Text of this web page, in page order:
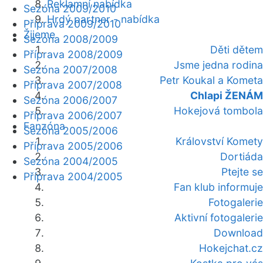
Reklamní nabídka
Hrdý partner - nabídka
Žijeme
Děti dětem
Jsme jedna rodina
Petr Koukal a Kometa
Chlapi ŽENÁM
Hokejová tombola
Fanzóna
Království Komety
Dortiáda
Ptejte se
Fan klub informuje
Fotogalerie
Aktivní fotogalerie
Download
Hokejchat.cz
Sezóna 2009/2010
Příprava 2009/2010
Sezóna 2008/2009
Příprava 2008/2009
Sezóna 2007/2008
Příprava 2007/2008
Sezóna 2006/2007
Příprava 2006/2007
Sezóna 2005/2006
Příprava 2005/2006
Sezóna 2004/2005
Příprava 2004/2005